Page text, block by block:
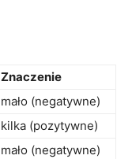
Znaczenie
mało (negatywne)
kilka (pozytywne)
mało (negatywne)